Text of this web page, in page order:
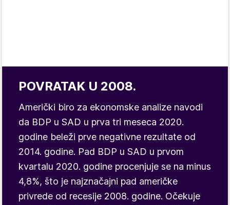
POVRATAK U 2008.
Američki biro za ekonomske analize navodi
da BDP u SAD u prva tri meseca 2020.
godine beleži prve negativne rezultate od
2014. godine. Pad BDP u SAD u prvom
kvartalu 2020. godine procenjuje se na minus
4,8%, što je najznačajni pad američke
privrede od recesije 2008. godine. Očekuje